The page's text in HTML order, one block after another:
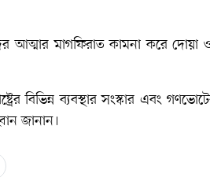
আত্মার মাগফিরাত কামনা করে
বিভিন্ন ব্যবস্থার সংস্কার এবং
জানান।